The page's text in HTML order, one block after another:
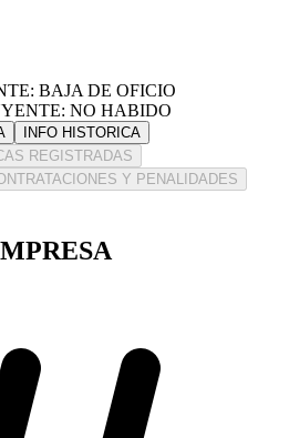
BAJA DE OFICIO
NO HABIDO
INFO HISTORICA
REGISTRADAS
Y PENALIDADES